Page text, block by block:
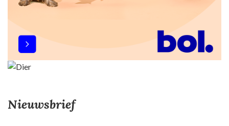
Nieuwsbrief